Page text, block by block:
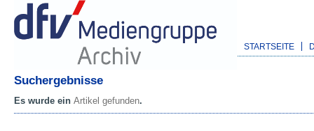
STARTSEITE
Suchergebnisse
Es wurde ein Artikel gefunden.